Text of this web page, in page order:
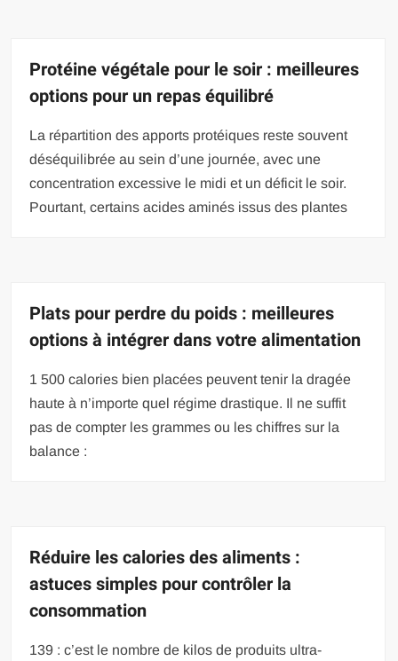
Protéine végétale pour le soir : meilleures
options pour un repas équilibré
La répartition des apports protéiques reste souvent
déséquilibrée au sein d’une journée, avec une
concentration excessive le midi et un déficit le soir.
Pourtant, certains acides aminés issus des plantes
Plats pour perdre du poids : meilleures
options à intégrer dans votre alimentation
1 500 calories bien placées peuvent tenir la dragée
haute à n’importe quel régime drastique. Il ne suffit
pas de compter les grammes ou les chiffres sur la
balance :
Réduire les calories des aliments :
astuces simples pour contrôler la
consommation
139 : c’est le nombre de kilos de produits ultra-